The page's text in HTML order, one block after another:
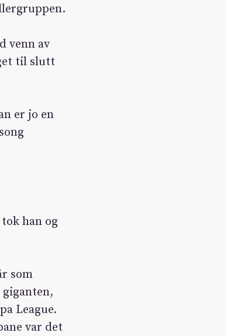
venn av
til slutt
er jo en
han og
som
League.
var det